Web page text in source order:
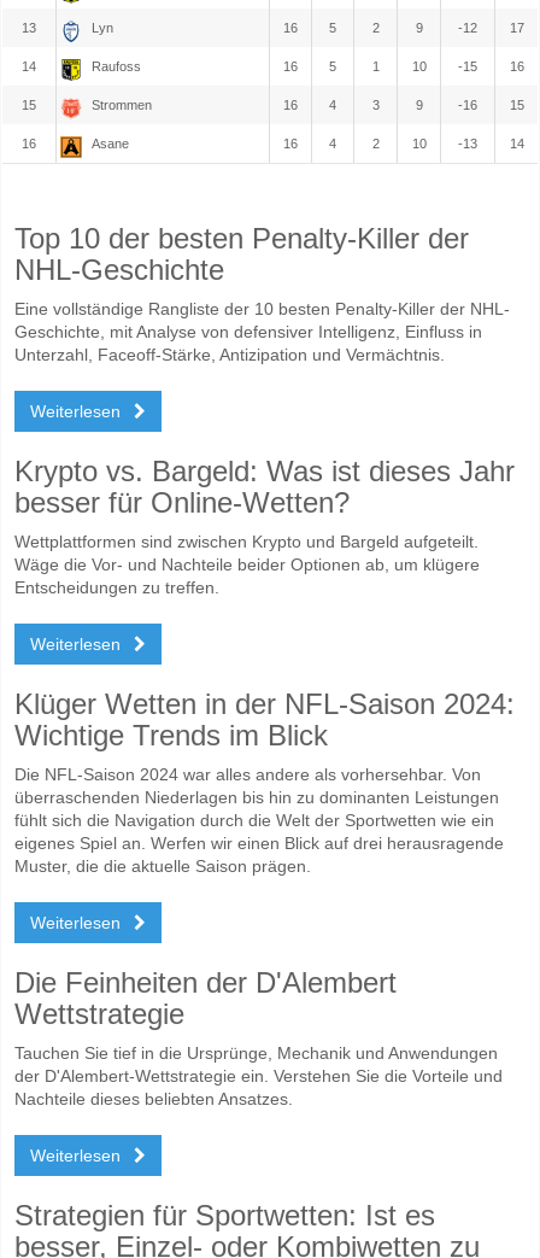
13 Lyn 16 5 2 9 -12 17
14 Raufoss 16 5 1 10 -15 16
15 Strommen 16 4 3 9 -16 15
16 Asane 16 4 2 10 -13 14
Top 10 der besten Penalty-Killer der
NHL-Geschichte
Eine vollständige Rangliste der 10 besten Penalty-Killer der NHL-
Geschichte, mit Analyse von defensiver Intelligenz, Einfluss in
Unterzahl, Faceoff-Stärke, Antizipation und Vermächtnis.
Weiterlesen
Krypto vs. Bargeld: Was ist dieses Jahr
besser für Online-Wetten?
Wettplattformen sind zwischen Krypto und Bargeld aufgeteilt.
Wäge die Vor- und Nachteile beider Optionen ab, um klügere
Entscheidungen zu treffen.
Weiterlesen
Klüger Wetten in der NFL-Saison 2024:
Wichtige Trends im Blick
Die NFL-Saison 2024 war alles andere als vorhersehbar. Von
überraschenden Niederlagen bis hin zu dominanten Leistungen
fühlt sich die Navigation durch die Welt der Sportwetten wie ein
eigenes Spiel an. Werfen wir einen Blick auf drei herausragende
Muster, die die aktuelle Saison prägen.
Weiterlesen
Die Feinheiten der D'Alembert
Wettstrategie
Tauchen Sie tief in die Ursprünge, Mechanik und Anwendungen
der D'Alembert-Wettstrategie ein. Verstehen Sie die Vorteile und
Nachteile dieses beliebten Ansatzes.
Weiterlesen
Strategien für Sportwetten: Ist es
besser, Einzel- oder Kombiwetten zu